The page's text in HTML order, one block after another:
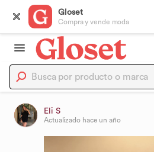
Gloset
Compra y vende moda
Eli S
Actualizado hace un año